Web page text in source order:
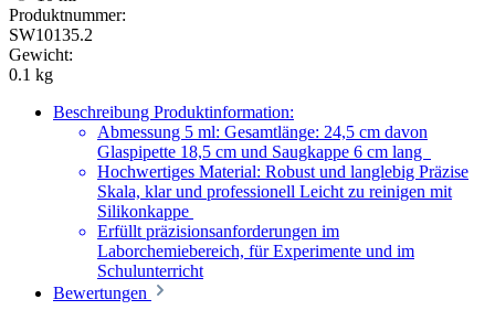
Produktnummer:
SW10135.2
Gewicht:
0.1 kg
Beschreibung Produktinformation:
Abmessung 5 ml: Gesamtlänge: 24,5 cm davon
Glaspipette 18,5 cm und Saugkappe 6 cm lang
Hochwertiges Material: Robust und langlebig Präzise
Skala, klar und professionell Leicht zu reinigen mit
Silikonkappe
Erfüllt präzisionsanforderungen im
Laborchemiebereich, für Experimente und im
Schulunterricht
Bewertungen